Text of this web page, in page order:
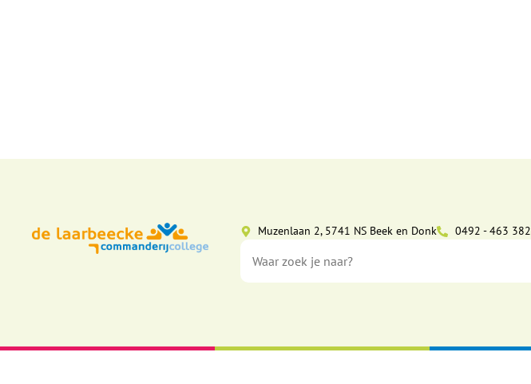
Muzenlaan 2, 5741 NS Beek en Donk 0492 - 463 382